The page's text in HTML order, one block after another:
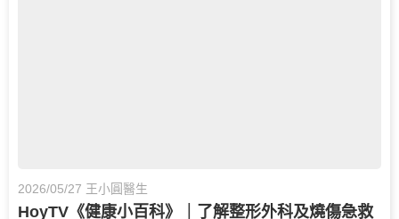
2026/05/27 王小圓醫生
HoyTV《健康小百科》｜了解整形外科及燒傷急救